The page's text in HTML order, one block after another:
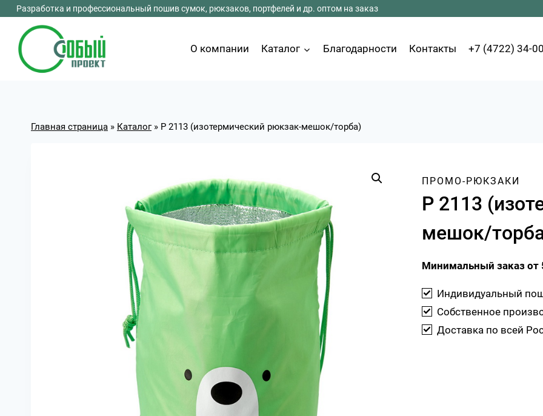
Перейти
содержимому
Разработка и профессиональный пошив сумок, рюкзаков, портфелей и др. оптом на заказ
О компании Каталог Благодарности Контакты +7 (4722) 34-
Главная страница » Каталог» Р 2113 (изотермический рюкзак-мешок/торба)
ПРОМО-РЮКЗАКИ
Р 2113
мешок/
Минимальный заказ от
Индивидуальный
Собственное
Доставка по всей